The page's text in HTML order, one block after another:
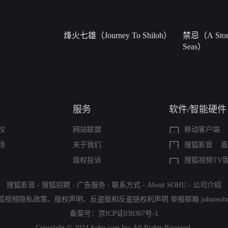
烽火七雄（Journey To Shiloh）
禁忌（A
Seas）
服务
网站联盟
关于我们
版权投诉
软件/智能硬件
移动客户端
搜狐影音
搜狐视频TV
搜狐影音 - 搜狐招聘 - 广告服务 - 联系方式 - About SOHU - 公司介绍
视频隐私政策、 版权声明 、 反盗版和反盗链权利声明 举报邮箱
备案号： 京ICP证030367号-1